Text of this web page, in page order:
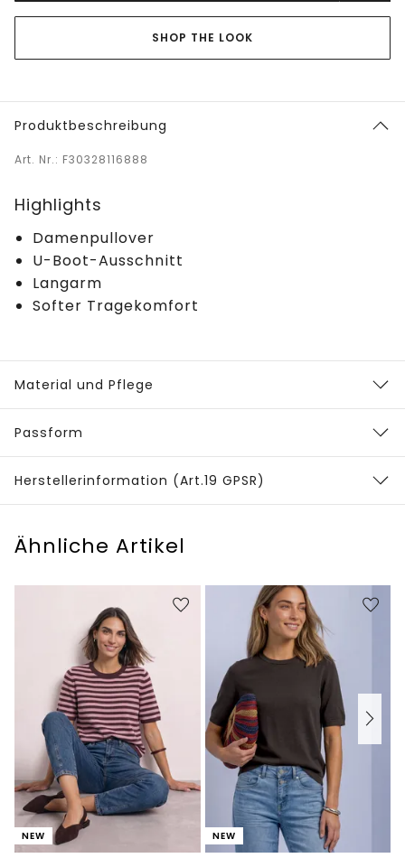
SHOP THE LOOK
Produktbeschreibung
Art. Nr.: F30328116888
Highlights
Damenpullover
U-Boot-Ausschnitt
Langarm
Softer Tragekomfort
Material und Pflege
Passform
Herstellerinformation (Art.19 GPSR)
Ähnliche Artikel
NEW NEW